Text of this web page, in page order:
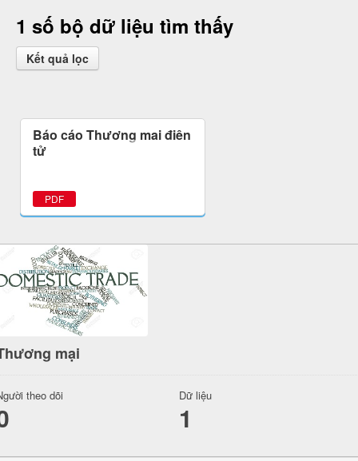
1 số bộ dữ liệu tìm thấy
Kết quả lọc
Báo cáo Thương mại điện
tử
PDF
mại
theo dõi Dữ liệu
1